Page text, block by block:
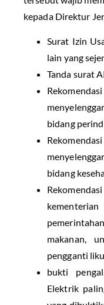
kepada Direktur
Surat Izin
lain yang
Tanda surat
bidang
bidang
kementerian
makanan,
pengganti
bukti
Elektrik